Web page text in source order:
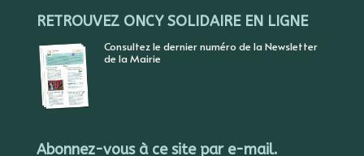
RETROUVEZ ONCY SOLIDAIRE EN LIGNE
Consultez le dernier numéro de la Newsletter
de la Mairie
Abonnez-vous à ce site par e-mail.